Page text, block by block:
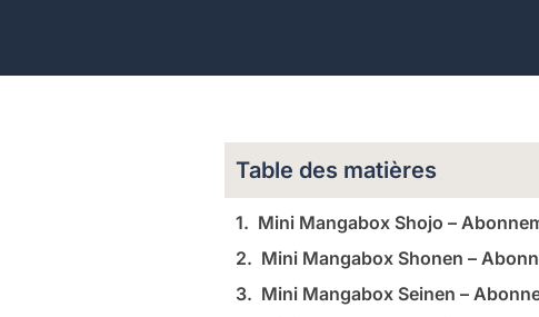
Table des matières
Mini Mangabox Shojo –
Mini Mangabox Shonen –
Mini Mangabox Seinen –